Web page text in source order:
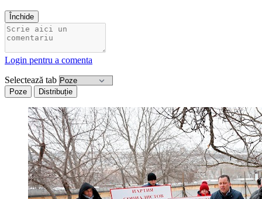
Închide
Login pentru a comenta
Selectează tab
Poze Distribuție